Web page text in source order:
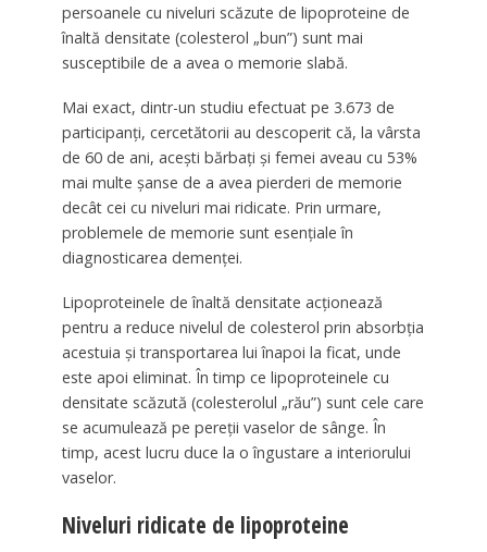
persoanele cu niveluri scăzute de lipoproteine de
înaltă densitate (colesterol „bun”) sunt mai
susceptibile de a avea o memorie slabă.
Mai exact, dintr-un studiu efectuat pe 3.673 de
participanți, cercetătorii au descoperit că, la vârsta
de 60 de ani, acești bărbați și femei aveau cu 53%
mai multe șanse de a avea pierderi de memorie
decât cei cu niveluri mai ridicate. Prin urmare,
problemele de memorie sunt esențiale în
diagnosticarea demenței.
Lipoproteinele de înaltă densitate acționează
pentru a reduce nivelul de colesterol prin absorbția
acestuia și transportarea lui înapoi la ficat, unde
este apoi eliminat. În timp ce lipoproteinele cu
densitate scăzută (colesterolul „rău”) sunt cele care
se acumulează pe pereții vaselor de sânge. În
timp, acest lucru duce la o îngustare a interiorului
vaselor.
Niveluri ridicate de lipoproteine